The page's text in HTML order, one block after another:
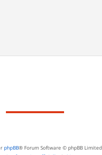
phpBB® Forum Software © phpBB Limited